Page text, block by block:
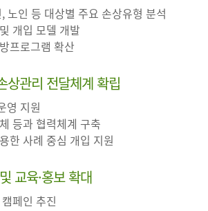
노인 등 대상별 주요 손상유형 분석
개입 모델 개발
프로그램 확산
상관리 전달체계 확립
영 지원
등과 협력체계 구축
한 사례 중심 개입 지원
교육·홍보 확대
페인 추진